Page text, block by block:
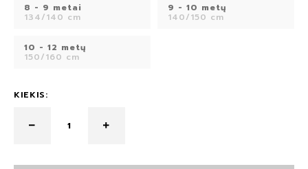
8 - 9 metai
134/140 cm
9 - 10 metų
140/150 cm
10 - 12 metų
150/160 cm
KIEKIS: